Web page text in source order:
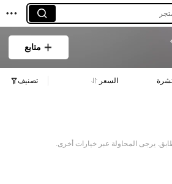
متابع
السعر تصنيف
يرجى المحاولة عبر خيارات أخرى.